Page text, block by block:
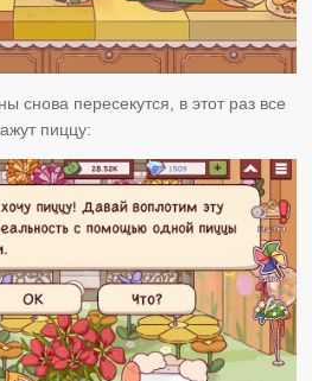
снова пересекутся, в этот раз все
пиццу: